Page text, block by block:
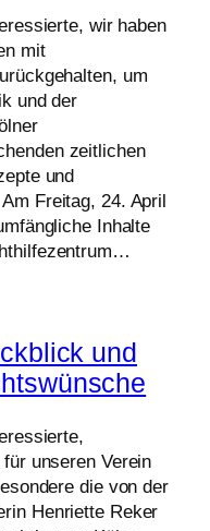
wir haben
mit
um
und der
zeitlichen
und
Freitag, 24. April
Inhalte
und
unseren Verein
die von der
Henriette Reker